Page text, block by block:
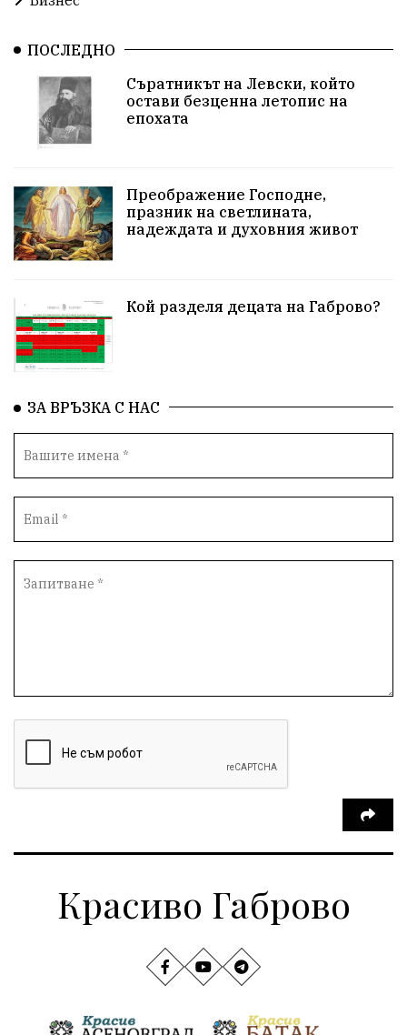
ПОСЛЕДНО
Съратникът на Левски, който
остави безценна летопис на
епохата
Преображение Господне,
празник на светлината,
надеждата и духовния живот
Кой разделя децата на Габрово?
ЗА ВРЪЗКА С НАС
Красиво Габрово